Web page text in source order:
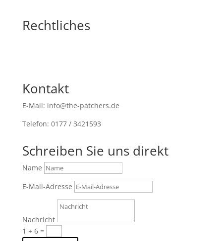
Rechtliches
Kontakt
E-Mail: info@the-patchers.de
Telefon: 0177 / 3421593
Schreiben Sie uns direkt
Name
E-Mail-Adresse
Nachricht
1 + 6=